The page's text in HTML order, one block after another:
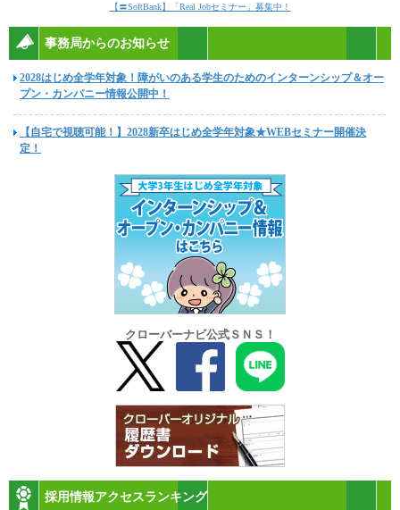
【〓SoftBank】「Real Jobセミナー」募集中！
事務局からのお知らせ
2028はじめ全学年対象！障がいのある学生のためのインターンシップ＆オー
プン・カンパニー情報公開中！
【自宅で視聴可能！】2028新卒はじめ全学年対象★WEBセミナー開催決
定！
クローバーナビ公式ＳＮＳ！
採用情報アクセスランキング